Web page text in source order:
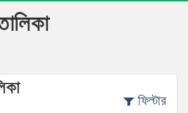
ফিল্টার